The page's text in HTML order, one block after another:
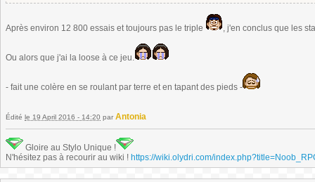
Après environ 12 800 essais et toujours pas le triple , j'en conclus que les
Ou alors que j'ai la loose à ce jeu.
- fait une colère en se roulant par terre et en tapant des pieds -
Édité le 19 April 2016 - 14:20 par Antonia
Gloire au Stylo Unique !
N'hésitez pas à recourir au wiki ! https://wiki.olydri.com/